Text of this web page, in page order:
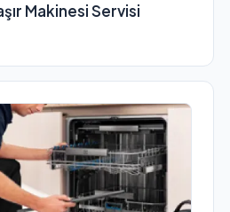
Makinesi Servisi